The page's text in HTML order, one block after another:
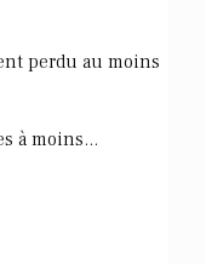
perdu au moins
à moins...